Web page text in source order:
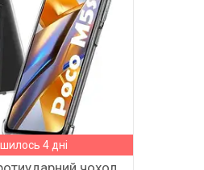
4 дні